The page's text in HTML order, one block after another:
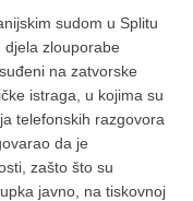
sudom u Splitu
zlouporabe
na zatvorske
istraga, u kojima su
telefonskih razgovora
da je
zašto što su
javno, na tiskovnoj